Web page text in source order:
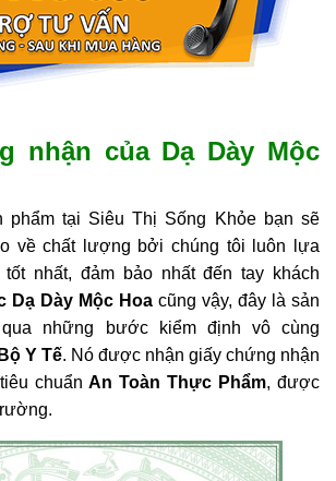
nhận của Dạ Dày Mộc
phẩm tại Siêu Thị Sống Khỏe bạn sẽ
về chất lượng bởi chúng tôi luôn lựa
nhất, đảm bảo nhất đến tay khách
Dạ Dày Mộc Hoa cũng vậy, đây là sản
những bước kiểm định vô cùng
Bộ Y Tế. Nó được nhận giấy chứng nhận
chuẩnAn Toàn Thực Phẩm, được